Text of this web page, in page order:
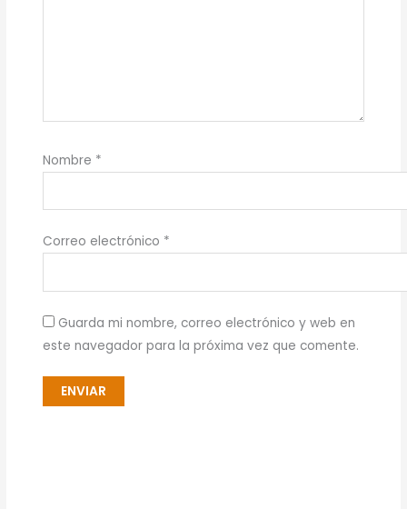
Nombre *
Correo electrónico *
Guarda mi nombre, correo electrónico y web en
este navegador para la próxima vez que comente.